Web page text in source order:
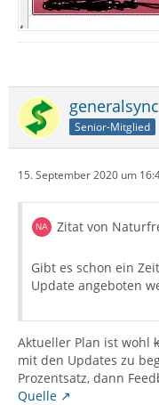
generalsync
Senior-Mitglied
15. September 2020 um
Zitat von
Gibt es schon ein
Update angeboten
Aktueller Plan ist wohl
mit den Updates zu
Prozentsatz, dann
Quelle